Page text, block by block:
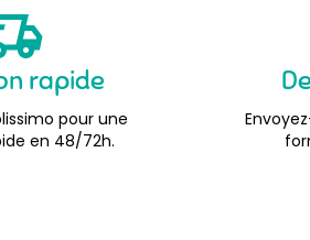
rapide
pour une
en 48/72h.